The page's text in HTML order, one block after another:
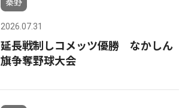
秦野
2026.07.31
延長戦制しコメッツ優勝 なかしん
旗争奪野球大会